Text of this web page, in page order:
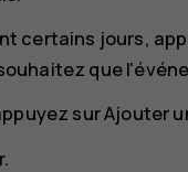
certains jours,
que
surAjouter
.